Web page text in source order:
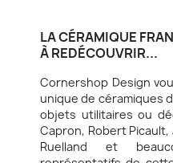
LA CÉRAMIQUE
À REDÉCOUVRIR...
Cornershop Design
unique de céramiques
objets utilitaires ou
Capron, Robert Picault,
Ruelland et